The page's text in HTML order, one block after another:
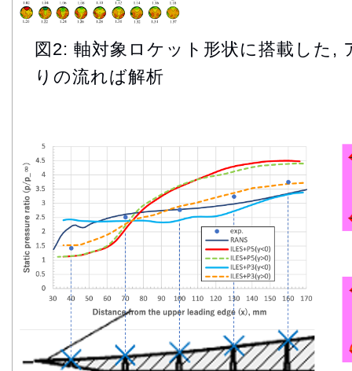
図2: 軸対象ロケット形状に搭載した,
りの流れば解析